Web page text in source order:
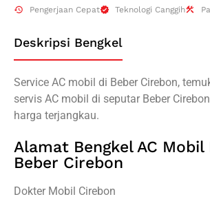
Pengerjaan Cepat Teknologi Canggih
Deskripsi Bengkel
Service AC mobil di Beber Cirebon,
servis AC mobil di seputar Beber
harga terjangkau.
Alamat Bengkel AC Mobil
Beber Cirebon
Dokter Mobil Cirebon